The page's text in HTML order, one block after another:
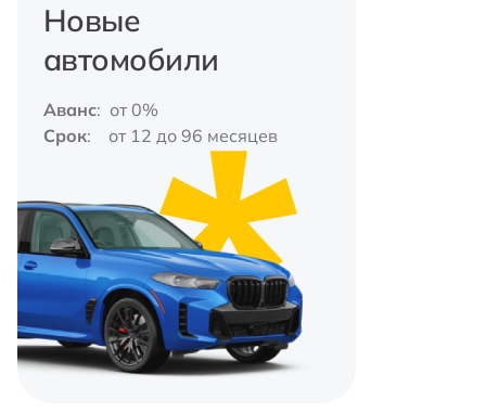
Новые
автомобили
Аванс: от 0%
Срок: от 12 до 96 месяцев